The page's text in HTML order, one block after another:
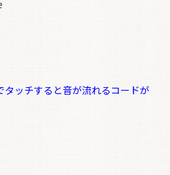
ッチすると音が流れるコードが